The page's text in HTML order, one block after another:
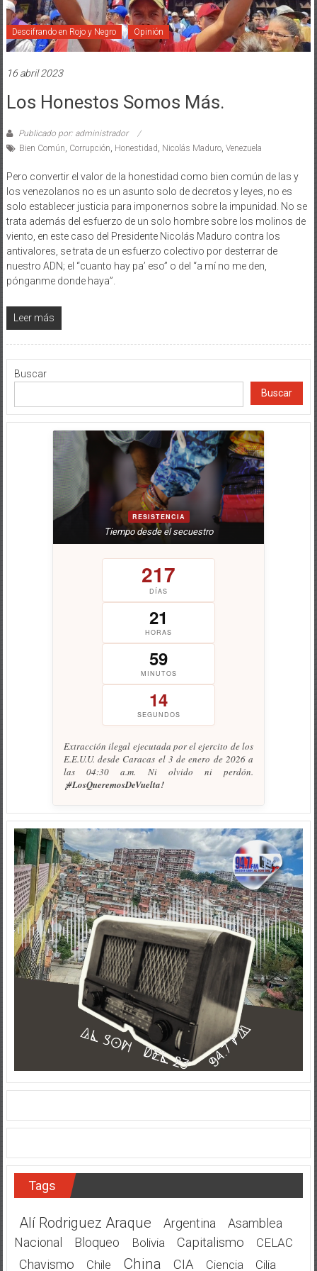
Descifrando en Rojo y Negro Opinión
16 abril 2023
Los Honestos Somos Más.
Publicado por: administrador
Bien Común Corrupción Honestidad Nicolás Maduro, Venezuela
Pero convertir el valor de la honestidad como bien común de las y
los venezolanos no es un asunto solo de decretos y leyes, no es
solo establecer justicia para imponernos sobre la impunidad. No se
trata además del esfuerzo de un solo hombre sobre los molinos de
viento, en este caso del Presidente Nicolás Maduro contra los
antivalores, se trata de un esfuerzo colectivo por desterrar de
nuestro ADN; el “cuanto hay pa’ eso” o del “a mí no me den,
pónganme donde haya”.
Leer más
Buscar
Buscar
RESISTENCIA
Tiempo desde el secuestro
217
DÍAS
21
HORAS
59
MINUTOS
14
SEGUNDOS
Extracción ilegal ejecutada por el ejercito de los
E.E.U.U. desde Caracas el 3 de enero de 2026 a
las 04:30 a.m. Ni olvido ni perdón.
¡#LosQueremosDeVuelta!
Tags
Alí Rodriguez Araque Argentina
Asamblea
Nacional
Bloqueo Bolivia Capitalismo CELAC
Chavismo Chile China CIA Ciencia Cilia